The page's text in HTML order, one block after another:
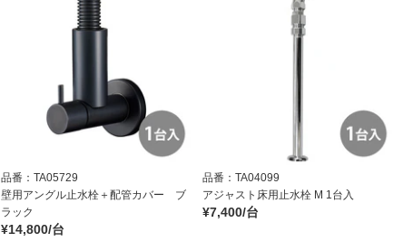
品番：TA05729
壁用アングル止水栓＋配管カバー ブ
ラック
¥14,800/台
品番：TA04099
アジャスト床用止水栓 M 1台入
¥7,400/台